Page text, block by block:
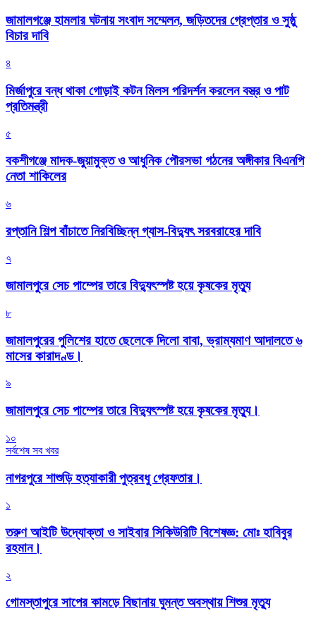
জামালগঞ্জে হামলার ঘটনায় সংবাদ সম্মেলন, জড়িতদের গ্রেপ্তার ও সুষ্ঠু
বিচার দাবি
৪
মির্জাপুরে বন্ধ থাকা গোড়াই কটন মিলস পরিদর্শন করলেন বস্ত্র ও পাট
প্রতিমন্ত্রী
৫
বকশীগঞ্জে মাদক-জুয়ামুক্ত ও আধুনিক পৌরসভা গঠনের অঙ্গীকার বিএনপি
নেতা শাকিলের
৬
রপ্তানি শিল্প বাঁচাতে নিরবিচ্ছিন্ন গ্যাস-বিদ্যুৎ সরবরাহের দাবি
৭
জামালপুরে সেচ পাম্পের তারে বিদ্যুৎস্পষ্ট হয়ে কৃষকের মৃত্যু
৮
জামালপুরের পুলিশের হাতে ছেলেকে দিলো বাবা, ভ্রাম্যমাণ আদালতে ৬
মাসের কারাদণ্ড।
৯
জামালপুরে সেচ পাম্পের তারে বিদ্যুৎস্পষ্ট হয়ে কৃষকের মৃত্যু।
১০
সর্বশেষ সব খবর
নাগরপুরে শাশুড়ি হত্যাকারী পুত্রবধু গ্রেফতার।
১
তরুণ আইটি উদ্যোক্তা ও সাইবার সিকিউরিটি বিশেষজ্ঞ: মোঃ হাবিবুর
রহমান।
২
গোমস্তাপুরে সাপের কামড়ে বিছানায় ঘুমন্ত অবস্থায় শিশুর মৃত্যু